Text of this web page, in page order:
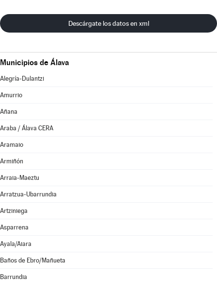
Descárgate los datos en xml
Municipios de Álava
Alegría-Dulantzi
Amurrio
Añana
Araba / Álava CERA
Aramaio
Armiñón
Arraia-Maeztu
Arratzua-Ubarrundia
Artziniega
Asparrena
Ayala/Aiara
Baños de Ebro/Mañueta
Barrundia